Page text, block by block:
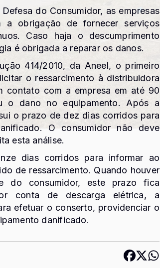
do Consumidor, as empresas
a obrigação de fornecer serviços
Caso haja o descumprimento
é obrigada a reparar os danos.
414/2010, da Aneel, o primeiro
o ressarcimento à distribuidora
contato com a empresa em até 90
o dano no equipamento. Após a
o prazo de dez dias corridos para
O consumidor não deve
esta análise.
dias corridos para informar ao
de ressarcimento. Quando houver
do consumidor, este prazo fica
conta de descarga elétrica, a
efetuar o conserto, providenciar o
danificado.